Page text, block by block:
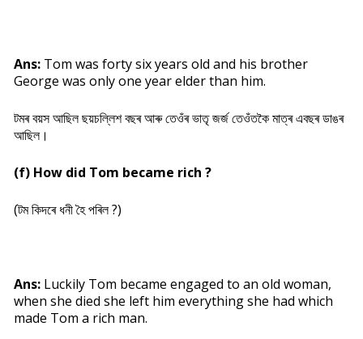
Ans: Tom was forty six years old and his brother
George was only one year elder than him.
টমৰ বয়স আছিল ছয়চল্লিশ বছৰ আৰু তেওঁৰ ভাতৃ জৰ্জ তেওঁতকৈ মাত্ৰ এবছৰ ডাঙৰ
আছিল।
(f) How did Tom became rich ?
(টম কিদৰে ধনী হৈ পৰিল ?)
Ans: Luckily Tom became engaged to an old woman,
when she died she left him everything she had which
made Tom a rich man.